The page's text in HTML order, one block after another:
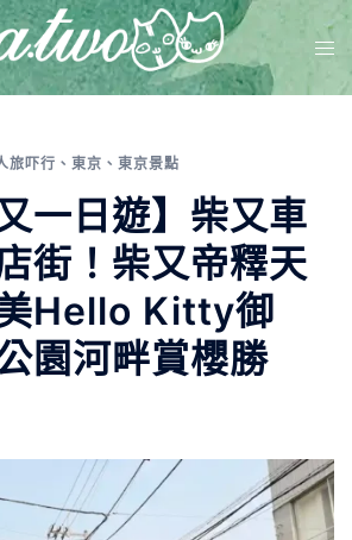
旅吓行 、 東京 、 東京景點
一日遊】柴又車
街！柴又帝釋天
Hello Kitty御
園河畔賞櫻勝